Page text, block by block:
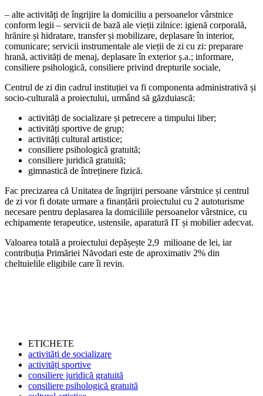
– alte activități de îngrijire la domiciliu a persoanelor vârstnice
conform legii – servicii de bază ale vieții zilnice: igienă corporală,
hrănire și hidratare, transfer și mobilizare, deplasare în interior,
comunicare; servicii instrumentale ale vieții de zi cu zi: preparare
hrană, activități de menaj, deplasare în exterior ș.a.; informare,
consiliere psihologică, consiliere privind drepturile sociale,
Centrul de zi din cadrul instituției va fi componenta administrativă și
socio-culturală a proiectului, urmând să găzduiască:
activități de socializare și petrecere a timpului liber;
activități sportive de grup;
activități cultural artistice;
consiliere psihologică gratuită;
consiliere juridică gratuită;
gimnastică de întreținere fizică.
Fac precizarea că Unitatea de îngrijiri persoane vârstnice și centrul
de zi vor fi dotate urmare a finanțării proiectului cu 2 autoturisme
necesare pentru deplasarea la domiciliile persoanelor vârstnice, cu
echipamente terapeutice, ustensile, aparatură IT și mobilier adecvat.
Valoarea totală a proiectului depășește 2,9 milioane de lei, iar
contribuția Primăriei Năvodari este de aproximativ 2% din
cheltuielile eligibile care îi revin.
ETICHETE
activități de socializare
activități sportive
consiliere juridică gratuită
consiliere psihologică gratuită